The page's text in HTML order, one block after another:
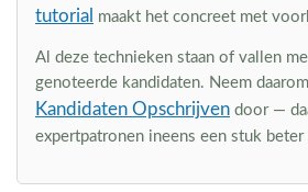
tutorial maakt het concreet met
Al deze technieken staan of vallen
genoteerde kandidaten. Neem
Kandidaten Opschrijven door —
expertpatronen ineens een stuk beter